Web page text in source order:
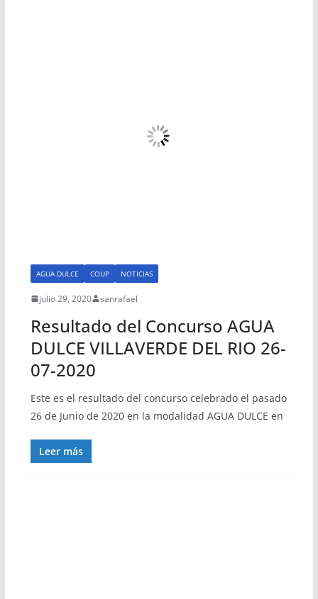
AGUA DULCE COUP NOTICIAS
julio 29, 2020 sanrafael
Resultado del Concurso AGUA
DULCE VILLAVERDE DEL RIO 26-
07-2020
Este es el resultado del concurso celebrado el pasado
26 de Junio de 2020 en la modalidad AGUA DULCE en
Leer más